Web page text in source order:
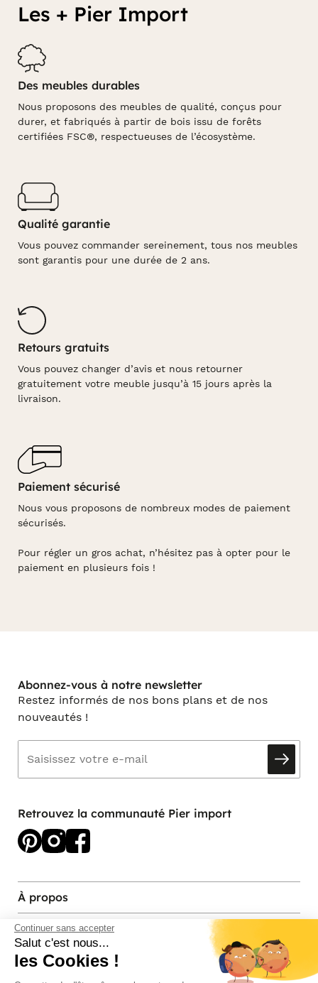
Continuer sans accepter
Salut c'est nous...
les Cookies !
Les + Pier Import
Des meubles durables
Nous proposons des meubles de qualité, conçus pour
durer, et fabriqués à partir de bois issu de forêts
certifiées FSC®, respectueuses de l’écosystème.
Qualité garantie
Vous pouvez commander sereinement, tous nos meubles
sont garantis pour une durée de 2 ans.
Retours gratuits
Vous pouvez changer d’avis et nous retourner
gratuitement votre meuble jusqu’à 15 jours après la
livraison.
Paiement sécurisé
Nous vous proposons de nombreux modes de paiement
sécurisés.
Pour régler un gros achat, n’hésitez pas à opter pour le
paiement en plusieurs fois !
Abonnez-vous à notre newsletter
Restez informés de nos bons plans et de nos
nouveautés !
Retrouvez la communauté Pier import
À propos
Services et contact
Magasins et Showrooms